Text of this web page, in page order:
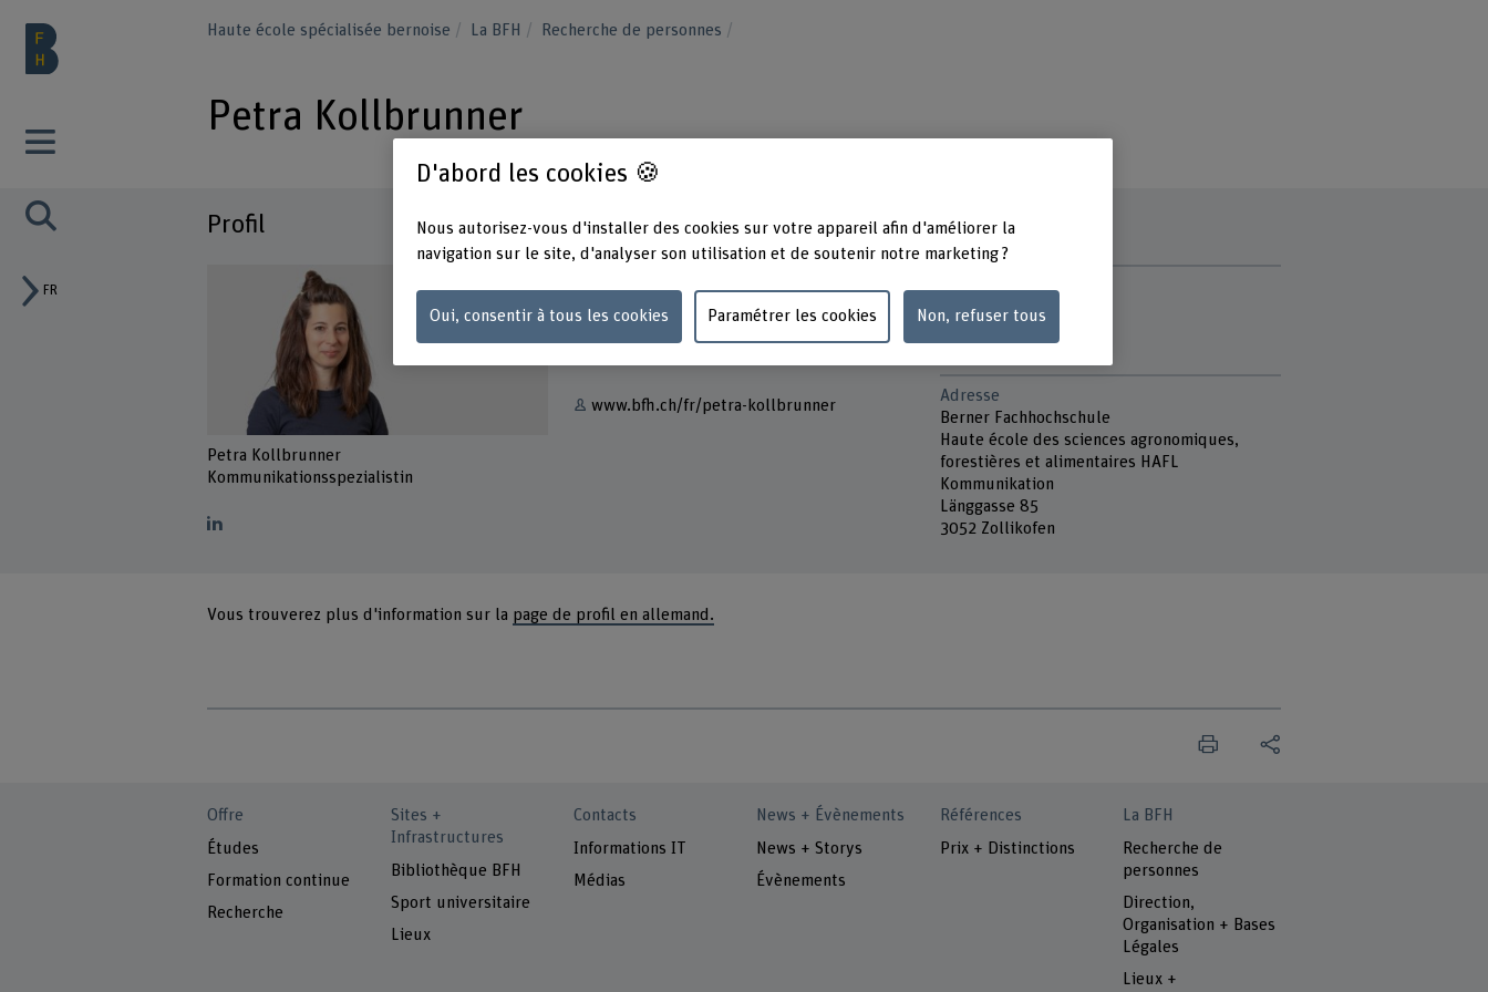
FR
Haute école spécialisée bernoise La BFH Recherche de personnes
Petra Kollbrunner
Profil
Petra Kollbrunner
Kommunikationsspezialistin
+41 31 848 66 15
www.bfh.ch/fr/petra-kollbrunner
Lundi
Adresse
Berner Fachhochschule
Haute école des sciences agronomiques,
forestières et alimentaires HAFL
Kommunikation
Länggasse 85
3052 Zollikofen
Vous trouverez plus d'information sur la page de profil en allemand.
Offre
Études
Formation continue
Recherche
Sites +
Infrastructures
Bibliothèque BFH
Sport universitaire
Lieux
Contacts
Informations IT
Médias
News + Évènements
News + Storys
Évènements
Références
Prix + Distinctions
La BFH
Recherche de
personnes
Direction,
Organisation + Bases
Légales
Lieux +
D'abord les cookies 🍪
Nous autorisez-vous d'installer des cookies sur votre appareil afin d'améliorer la
navigation sur le site, d'analyser son utilisation et de soutenir notre marketing ?
Oui, consentir à tous les cookies Paramétrer les cookies Non, refuser tous